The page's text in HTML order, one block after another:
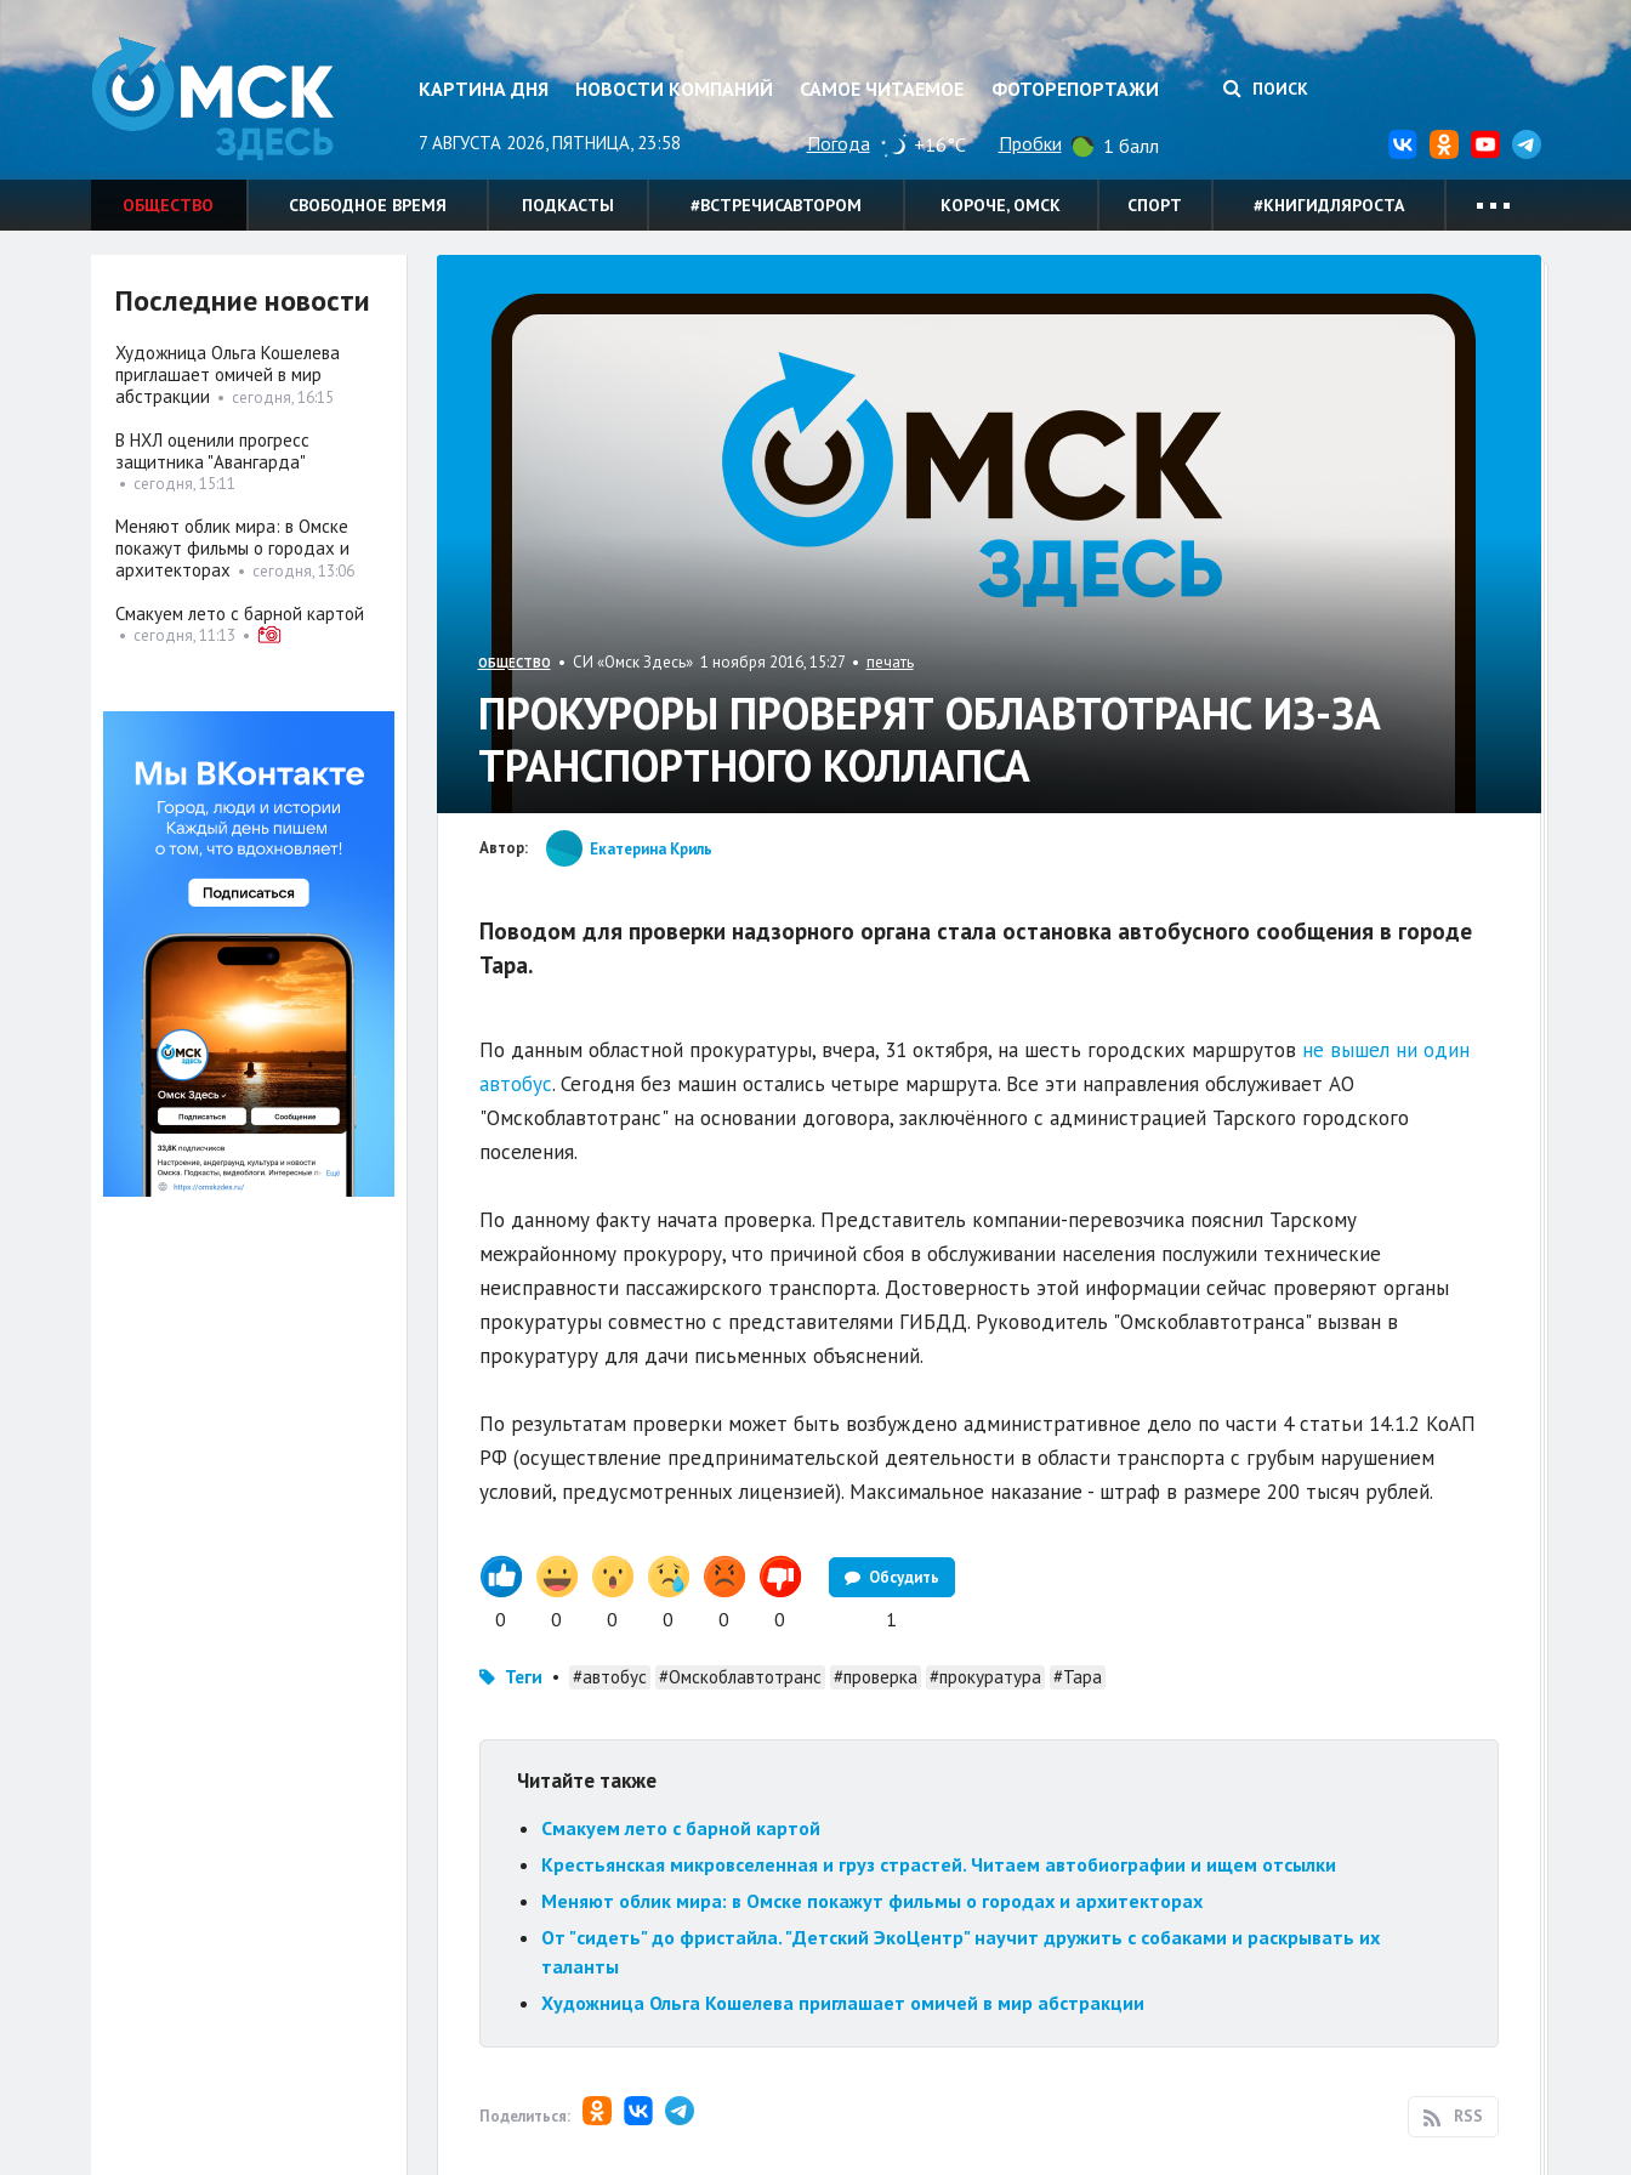
КАРТИНА ДНЯ НОВОСТИ КОМПАНИЙ САМОЕ ЧИТАЕМОЕ ФОТОРЕПОРТАЖИ ПОИСК
7 АВГУСТА 2026, ПЯТНИЦА, 23:58 Погода +16°C Пробки 1 балл
ОБЩЕСТВО СВОБОДНОЕ ВРЕМЯ ПОДКАСТЫ #ВСТРЕЧИСАВТОРОМ КОРОЧЕ, ОМСК СПОРТ #КНИГИДЛЯРОСТА
ОБЩЕСТВО • СИ «Омск Здесь» 1 ноября 2016, 15:27 • печать
ПРОКУРОРЫ ПРОВЕРЯТ ОБЛАВТОТРАНС ИЗ-ЗА
ТРАНСПОРТНОГО КОЛЛАПСА
Автор: Екатерина Криль
Поводом для проверки надзорного органа стала остановка автобусного сообщения в городе
Тара.
По данным областной прокуратуры, вчера, 31 октября, на шесть городских маршрутов не вышел ни один
автобус. Сегодня без машин остались четыре маршрута. Все эти направления обслуживает АО
"Омскоблавтотранс" на основании договора, заключённого с администрацией Тарского городского
поселения.
По данному факту начата проверка. Представитель компании-перевозчика пояснил Тарскому
межрайонному прокурору, что причиной сбоя в обслуживании населения послужили технические
неисправности пассажирского транспорта. Достоверность этой информации сейчас проверяют органы
прокуратуры совместно с представителями ГИБДД. Руководитель "Омскоблавтотранса" вызван в
прокуратуру для дачи письменных объяснений.
По результатам проверки может быть возбуждено административное дело по части 4 статьи 14.1.2 КоАП
РФ (осуществление предпринимательской деятельности в области транспорта с грубым нарушением
условий, предусмотренных лицензией). Максимальное наказание - штраф в размере 200 тысяч рублей.
0 0 0 0 0 0
Обсудить
1
Теги • #автобус #Омскоблавтотранс #проверка #прокуратура #Тара
Читайте также
Смакуем лето с барной картой
Крестьянская микровселенная и груз страстей. Читаем автобиографии и ищем отсылки
Меняют облик мира: в Омске покажут фильмы о городах и архитекторах
От "сидеть" до фристайла. "Детский ЭкоЦентр" научит дружить с собаками и раскрывать их
таланты
Художница Ольга Кошелева приглашает омичей в мир абстракции
Поделиться: RSS
Последние новости
Художница Ольга Кошелева
приглашает омичей в мир
абстракции • сегодня, 16:15
В НХЛ оценили прогресс
защитника "Авангарда"
• сегодня, 15:11
Меняют облик мира: в Омске
покажут фильмы о городах и
архитекторах • сегодня, 13:06
Смакуем лето с барной картой
• сегодня, 11:13 •